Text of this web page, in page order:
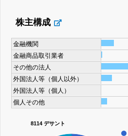
株主構成
金融機関
金融商品取引業者
その他の法人
外国法人等（個人以外）
外国法人等（個人）
個人その他
8114 デサント